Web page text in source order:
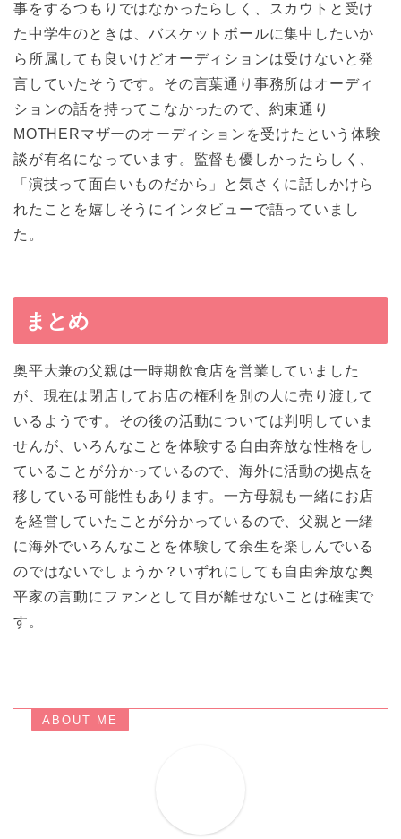
事をするつもりではなかったらしく、スカウトと受け
た中学生のときは、バスケットボールに集中したいか
ら所属しても良いけどオーディションは受けないと発
言していたそうです。その言葉通り事務所はオーディ
ションの話を持ってこなかったので、約束通り
MOTHERマザーのオーディションを受けたという体験
談が有名になっています。監督も優しかったらしく、
「演技って面白いものだから」と気さくに話しかけら
れたことを嬉しそうにインタビューで語っていまし
た。
まとめ
奥平大兼の父親は一時期飲食店を営業していました
が、現在は閉店してお店の権利を別の人に売り渡して
いるようです。その後の活動については判明していま
せんが、いろんなことを体験する自由奔放な性格をし
ていることが分かっているので、海外に活動の拠点を
移している可能性もあります。一方母親も一緒にお店
を経営していたことが分かっているので、父親と一緒
に海外でいろんなことを体験して余生を楽しんでいる
のではないでしょうか？いずれにしても自由奔放な奥
平家の言動にファンとして目が離せないことは確実で
す。
ABOUT ME